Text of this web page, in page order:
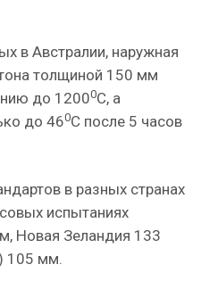
в Австралии, наружная
толщиной 150 мм
до 12000C, а
до 460C после 5 часов
в разных странах
испытаниях
Новая Зеландия 133
105 мм.